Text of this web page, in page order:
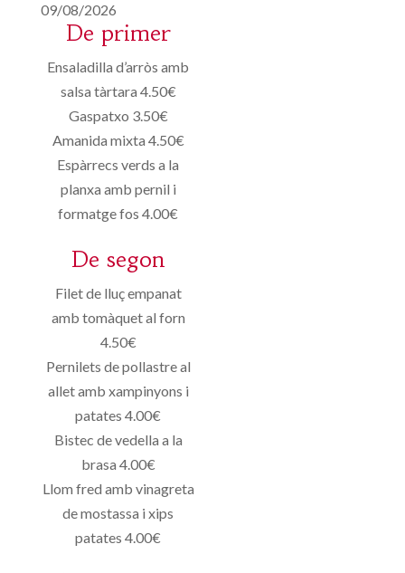
09/08/2026
De primer
Ensaladilla d’arròs amb
salsa tàrtara 4.50€
Gaspatxo 3.50€
Amanida mixta 4.50€
Espàrrecs verds a la
planxa amb pernil i
formatge fos 4.00€
De segon
Filet de lluç empanat
amb tomàquet al forn
4.50€
Pernilets de pollastre al
allet amb xampinyons i
patates 4.00€
Bistec de vedella a la
brasa 4.00€
Llom fred amb vinagreta
de mostassa i xips
patates 4.00€